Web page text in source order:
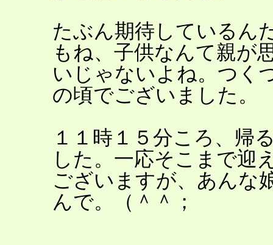
たぶん期待しているん
もね、子供なんて親が
いじゃないよね。つく
の頃でございました。
１１時１５分ころ、帰
した。一応そこまで迎
ございますが、あんな
んで。（＾＾；